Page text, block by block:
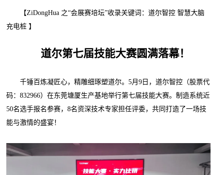
【ZiDongHua 之“会展赛培坛”收录关键词：道尔智控 智慧大脑
充电桩 】
道尔第七届技能大赛圆满落幕！
千锤百炼凝匠心，精雕细琢塑道尔。5月9日，道尔智控（股票代
码：832966）在东莞塘厦生产基地举行第七届技能大赛。制造系统近
50名选手报名参赛，8名资深技术专家担任评委，共同打造了一场技
能与激情的盛宴！